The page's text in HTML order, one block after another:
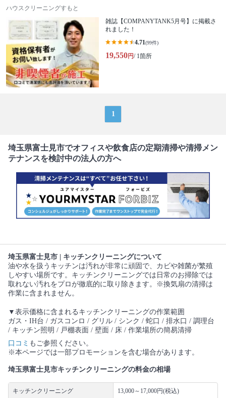
ハウスクリーニングすもと
雑誌【COMPANYTANK5月号】に掲載さ
れました！
4.71(99件)
19,550円/ 1箇所
1
埼玉県富士見市でオフィスや飲食店の定期清掃や清掃メン
テナンスを検討中の法人の方へ
埼玉県富士見市 | キッチンクリーニングについて
油や水を扱うキッチンは汚れが非常に頑固で、カビや雑菌が繁殖
しやすい場所です。キッチンクリーニングでは日常のお掃除では
取れない汚れをプロが徹底的に取り除きます。※換気扇の清掃は
作業に含まれません。
▼表示価格に含まれるキッチンクリーニングの作業範囲
ガス・IH台 / ガスコンロ / グリル / シンク / 蛇口 / 排水口 / 調理台
/ キッチン照明 / 戸棚表面 / 壁面 / 床 / 作業場所の簡易清掃
口コミ もご参照ください。
※本ページでは一部プロモーションを含む場合があります。
埼玉県富士見市キッチンクリーニングの料金の相場
キッチンクリーニング 13,000～17,000円(税込)